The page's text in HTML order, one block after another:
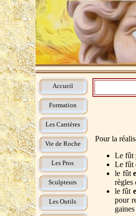
Accueil
Formation
Les Carrières
Vie de Roche
Les Pros
Sculpteurs
Les Outils
Pour la
Le fût
Le fût
le fût
règles
le fût
pour